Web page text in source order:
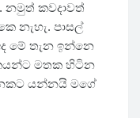
කවදාවත්
නැහැ. පාසල්
මේ තැන ඉන්නෙ
මතක හිටින
යන්නයි මගේ